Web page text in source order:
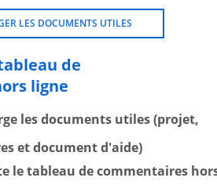
LES DOCUMENTS UTILES
de
ligne
les documents utiles (projet,
et document d'aide)
le tableau de commentaires